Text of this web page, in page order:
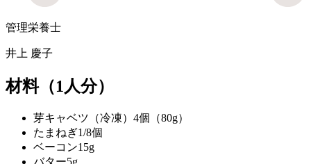
管理栄養士
井上 慶子
材料（1人分）
芽キャベツ（冷凍） 4個（80g）
たまねぎ1/8個
ベーコン15g
バター5g